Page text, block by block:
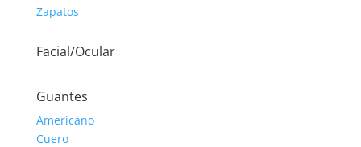
Zapatos
Facial/Ocular
Guantes
Americano
Cuero